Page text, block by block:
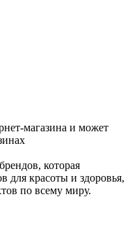
магазина и может
которая
для красоты и здоровья,
по всему миру.